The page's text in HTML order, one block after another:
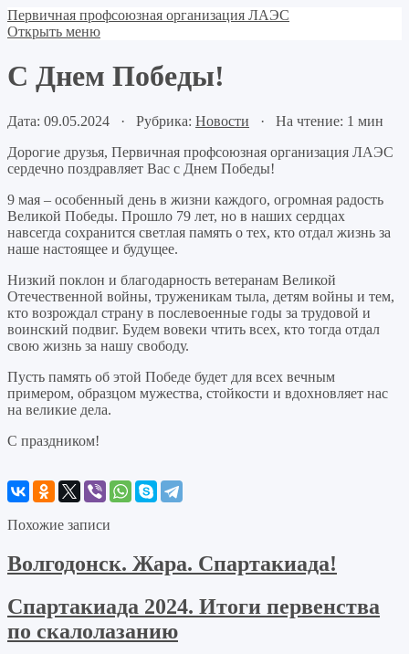
Первичная профсоюзная организация ЛАЭС
Открыть меню
С Днем Победы!
Дата: 09.05.2024 · Рубрика: Новости · На чтение: 1 мин
Дорогие друзья, Первичная профсоюзная организация ЛАЭС
сердечно поздравляет Вас с Днем Победы!
9 мая – особенный день в жизни каждого, огромная радость
Великой Победы. Прошло 79 лет, но в наших сердцах
навсегда сохранится светлая память о тех, кто отдал жизнь за
наше настоящее и будущее.
Низкий поклон и благодарность ветеранам Великой
Отечественной войны, труженикам тыла, детям войны и тем,
кто возрождал страну в послевоенные годы за трудовой и
воинский подвиг. Будем вовеки чтить всех, кто тогда отдал
свою жизнь за нашу свободу.
Пусть память об этой Победе будет для всех вечным
примером, образцом мужества, стойкости и вдохновляет нас
на великие дела.
С праздником!
Похожие записи
Волгодонск. Жара. Спартакиада!
Спартакиада 2024. Итоги первенства
по скалолазанию